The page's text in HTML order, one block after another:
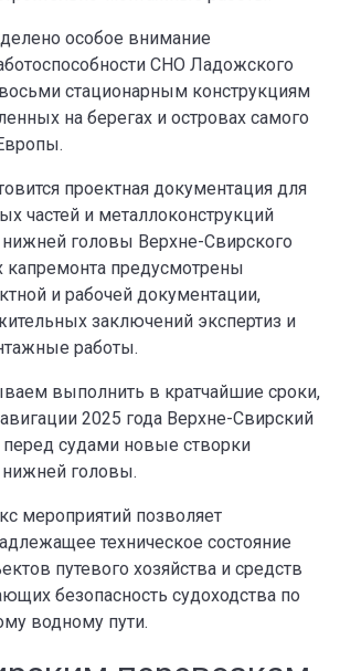
особое внимание
СНО Ладожского
стационарным конструкциям
на берегах и островах самого
проектная документация для
частей и металлоконструкций
головы Верхне-Свирского
предусмотрены
и рабочей документации,
заключений экспертиз и
работы.
выполнить в кратчайшие сроки,
2025 года Верхне-Свирский
судами новые створки
головы.
мероприятий позволяет
техническое состояние
путевого хозяйства и средств
безопасность судоходства по
водному пути.